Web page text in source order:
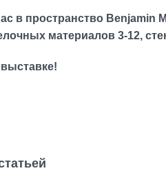
в пространство Benjamin
материалов 3-12,